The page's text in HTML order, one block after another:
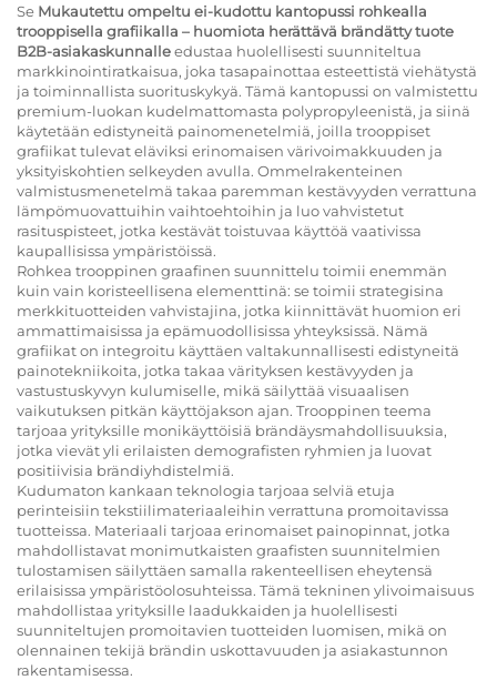
Se Mukautettu ompeltu ei-kudottu kantopussi rohkealla
trooppisella grafiikalla – huomiota herättävä brändätty tuote
B2B-asiakaskunnalleedustaa huolellisesti suunniteltua
markkinointiratkaisua, joka tasapainottaa esteettistä viehätystä
ja toiminnallista suorituskykyä. Tämä kantopussi on valmistettu
premium-luokan kudelmattomasta polypropyleenistä, ja siinä
käytetään edistyneitä painomenetelmiä, joilla trooppiset
grafiikat tulevat eläviksi erinomaisen värivoimakkuuden ja
yksityiskohtien selkeyden avulla. Ommelrakenteinen
valmistusmenetelmä takaa paremman kestävyyden verrattuna
lämpömuovattuihin vaihtoehtoihin ja luo vahvistetut
rasituspisteet, jotka kestävät toistuvaa käyttöä vaativissa
kaupallisissa ympäristöissä.
Rohkea trooppinen graafinen suunnittelu toimii enemmän
kuin vain koristeellisena elementtinä: se toimii strategisina
merkkituotteiden vahvistajina, jotka kiinnittävät huomion eri
ammattimaisissa ja epämuodollisissa yhteyksissä. Nämä
grafiikat on integroitu käyttäen valtakunnallisesti edistyneitä
painotekniikoita, jotka takaa värityksen kestävyyden ja
vastustuskyvyn kulumiselle, mikä säilyttää visuaalisen
vaikutuksen pitkän käyttöjakson ajan. Trooppinen teema
tarjoaa yrityksille monikäyttöisiä brändäysmahdollisuuksia,
jotka vievät yli erilaisten demografisten ryhmien ja luovat
positiivisia brändiyhdistelmiä.
Kudumaton kankaan teknologia tarjoaa selviä etuja
perinteisiin tekstiilimateriaaleihin verrattuna promoitavissa
tuotteissa. Materiaali tarjoaa erinomaiset painopinnat, jotka
mahdollistavat monimutkaisten graafisten suunnitelmien
tulostamisen säilyttäen samalla rakenteellisen eheytensä
erilaisissa ympäristöolosuhteissa. Tämä tekninen ylivoimaisuus
mahdollistaa yrityksille laadukkaiden ja huolellisesti
suunniteltujen promoitavien tuotteiden luomisen, mikä on
olennainen tekijä brändin uskottavuuden ja asiakastunnon
rakentamisessa.